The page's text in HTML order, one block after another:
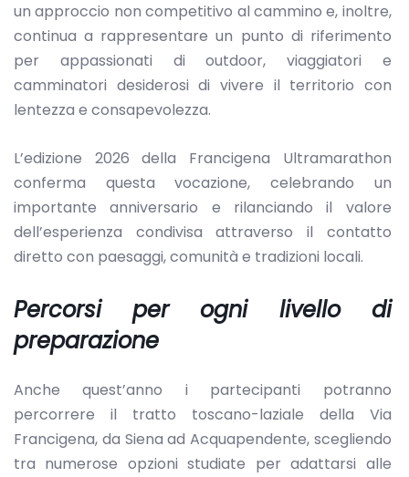
un approccio non competitivo al cammino e, inoltre,
continua a rappresentare un punto di riferimento
per appassionati di outdoor, viaggiatori e
camminatori desiderosi di vivere il territorio con
lentezza e consapevolezza.
L’edizione 2026 della Francigena Ultramarathon
conferma questa vocazione, celebrando un
importante anniversario e rilanciando il valore
dell’esperienza condivisa attraverso il contatto
diretto con paesaggi, comunità e tradizioni locali.
Percorsi per ogni livello di
preparazione
Anche quest’anno i partecipanti potranno
percorrere il tratto toscano-laziale della Via
Francigena, da Siena ad Acquapendente, scegliendo
tra numerose opzioni studiate per adattarsi alle